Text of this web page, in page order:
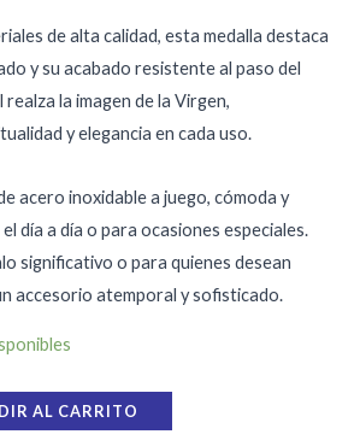
de alta calidad, esta medalla destaca
y su acabado resistente al paso del
la imagen de la Virgen,
y elegancia en cada uso.
acero inoxidable a juego, cómoda y
día a día o para ocasiones especiales.
significativo o para quienes desean
accesorio atemporal y sofisticado.
AL CARRITO